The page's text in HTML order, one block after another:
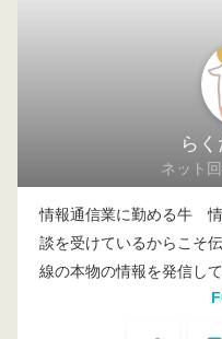
ら
ネット
情報通信業に勤める牛
談を受けているからこそ
線の本物の情報を発信して